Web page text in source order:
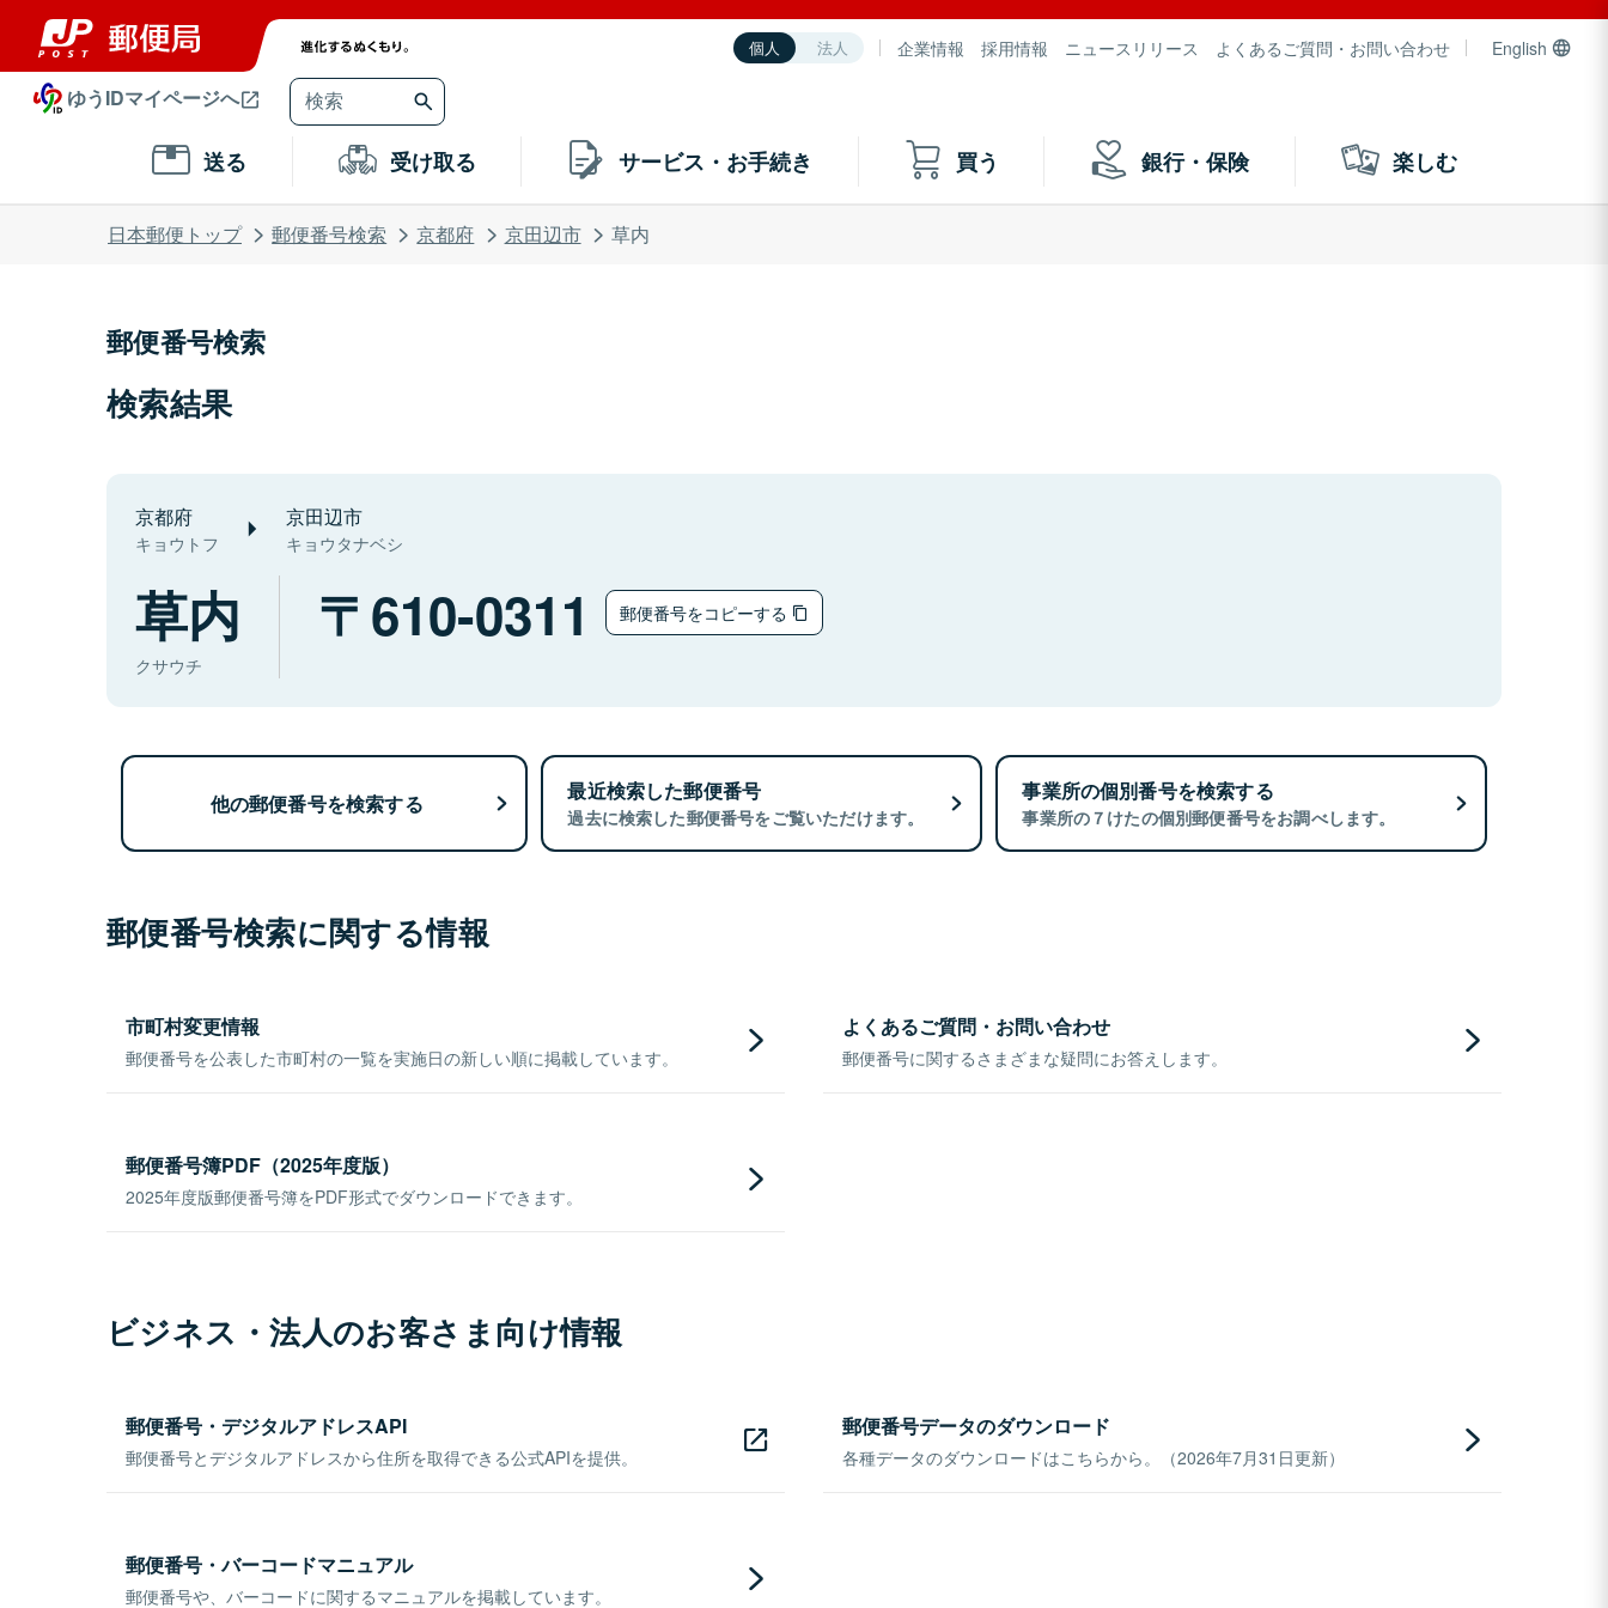
個人 法人 企業情報 採用情報 ニュースリリース よくあるご質問・お問い合わせ English
ゆうIDマイページへ
送る 受け取る サービス・お手続き 買う 銀行・保険 楽しむ
日本郵便トップ 郵便番号検索 京都府 京田辺市 草内
郵便番号検索
検索結果
京都府
キョウトフ
京田辺市
キョウタナベシ
草内
クサウチ
610-0311 郵便番号をコピーする
他の郵便番号を検索する 最近検索した郵便番号
過去に検索した郵便番号をご覧いただけます。
事業所の個別番号を検索する
事業所の７けたの個別郵便番号をお調べします。
郵便番号検索に関する情報
市町村変更情報
郵便番号を公表した市町村の一覧を実施日の新しい順に掲載しています。
よくあるご質問・お問い合わせ
郵便番号に関するさまざまな疑問にお答えします。
郵便番号簿PDF（2025年度版）
2025年度版郵便番号簿をPDF形式でダウンロードできます。
ビジネス・法人のお客さま向け情報
郵便番号・デジタルアドレスAPI
郵便番号とデジタルアドレスから住所を取得できる公式APIを提供。
郵便番号データのダウンロード
各種データのダウンロードはこちらから。（2026年7月31日更新）
郵便番号・バーコードマニュアル
郵便番号や、バーコードに関するマニュアルを掲載しています。